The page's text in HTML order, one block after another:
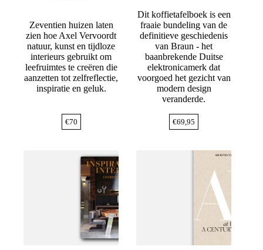
Zeventien huizen laten
zien hoe Axel Vervoordt
natuur, kunst en tijdloze
interieurs gebruikt om
leefruimtes te creëren die
aanzetten tot zelfreflectie,
inspiratie en geluk.
€70
Dit koffietafelboek is een
fraaie bundeling van de
definitieve geschiedenis
van Braun - het
baanbrekende Duitse
elektronicamerk dat
voorgoed het gezicht van
modern design
veranderde.
€69,95